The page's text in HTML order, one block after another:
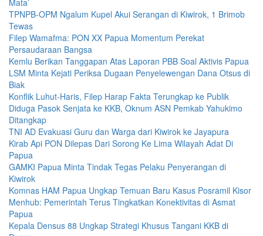
TPNPB-OPM Ngalum Kupel Akui Serangan di Kiwirok, 1 Brimob
Tewas
Filep Wamafma: PON XX Papua Momentum Perekat
Persaudaraan Bangsa
Kemlu Berikan Tanggapan Atas Laporan PBB Soal Aktivis Papua
LSM Minta Kejati Periksa Dugaan Penyelewengan Dana Otsus di
Biak
Konflik Luhut-Haris, Filep Harap Fakta Terungkap ke Publik
Diduga Pasok Senjata ke KKB, Oknum ASN Pemkab Yahukimo
Ditangkap
TNI AD Evakuasi Guru dan Warga dari Kiwirok ke Jayapura
Kirab Api PON Dilepas Dari Sorong Ke Lima Wilayah Adat Di
Papua
GAMKI Papua Minta Tindak Tegas Pelaku Penyerangan di
Kiwirok
Komnas HAM Papua Ungkap Temuan Baru Kasus Posramil Kisor
Menhub: Pemerintah Terus Tingkatkan Konektivitas di Asmat
Papua
Kepala Densus 88 Ungkap Strategi Khusus Tangani KKB di